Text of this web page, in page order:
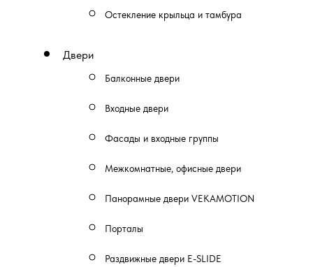
Остекление крыльца и тамбура
Двери
Балконные двери
Входные двери
Фасады и входные группы
Межкомнатные, офисные двери
Панорамные двери VEKAMOTION
Порталы
Раздвижные двери E-SLIDE